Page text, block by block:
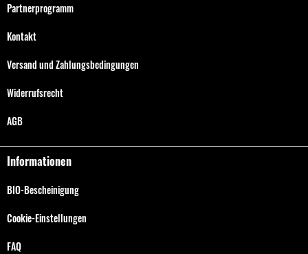
Partnerprogramm
Kontakt
Versand und Zahlungsbedingungen
Widerrufsrecht
AGB
Informationen
BIO-Bescheinigung
Cookie-Einstellungen
FAQ